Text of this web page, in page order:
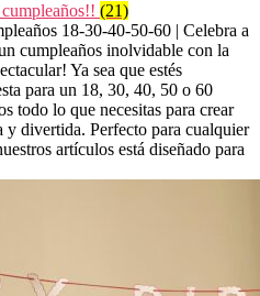
(21)
18-30-40-50-60 | Celebra a
cumpleaños inolvidable con la
Ya sea que estés
para un 18, 30, 40, 50 o 60
todo lo que necesitas para crear
y divertida. Perfecto para cualquier
artículos está diseñado para